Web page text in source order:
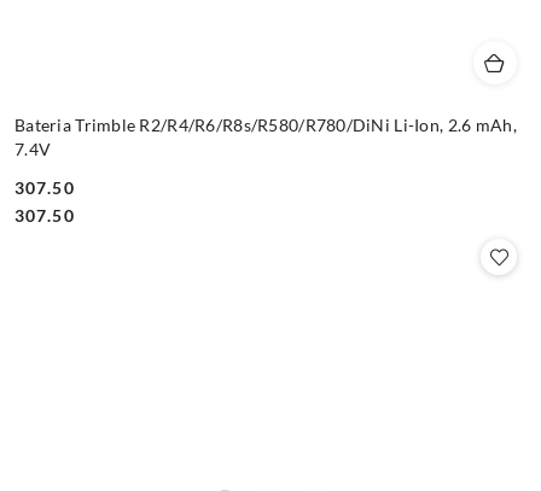
Bateria Trimble R2/R4/R6/R8s/R580/R780/DiNi Li-Ion, 2.6 mAh,
7.4V
Cena:
307.50
Cena:
307.50